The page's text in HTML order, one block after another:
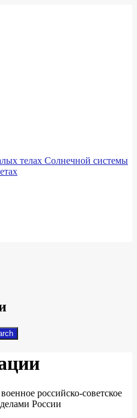
телах Солнечной системы
российско-советское
России